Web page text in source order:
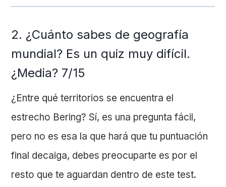
2. ¿Cuánto sabes de geografía
mundial? Es un quiz muy difícil.
¿Media? 7/15
¿Entre qué territorios se encuentra el
estrecho Bering? Sí, es una pregunta fácil,
pero no es esa la que hará que tu puntuación
final decaiga, debes preocuparte es por el
resto que te aguardan dentro de este test.